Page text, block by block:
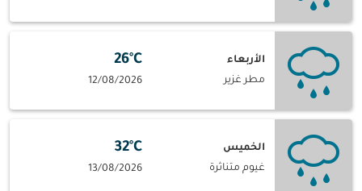
الأربعاء
مطر غزير
26°C
12/08/2026
الخميس
غيوم متناثرة
32°C
13/08/2026